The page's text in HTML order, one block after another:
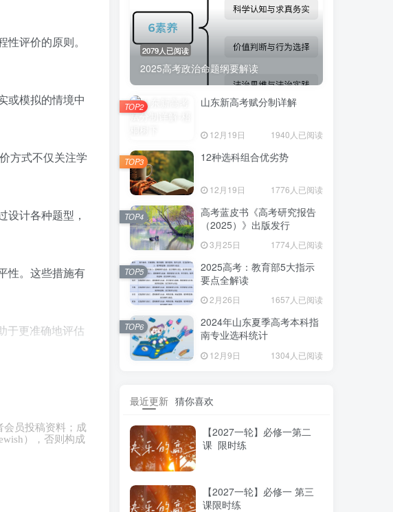
评价的原则。
或模拟的情境中
方式不仅关注学
计各种题型，
性。这些措施有
于更准确地评估
。
会员投稿资料；成
），否则构成
2079人已阅读
2025高考政治命题纲要解读
山东新高考赋分制详解
12月19日 1940人已阅读
TOP2
12种选科组合优劣势
12月19日 1776人已阅读
TOP3
高考蓝皮书《高考研究报告
（2025）》出版发行
3月25日 1774人已阅读
TOP4
2025高考：教育部5大指示
要点全解读
2月26日 1657人已阅读
TOP5
2024年山东夏季高考本科指
南专业选科统计
12月9日 1304人已阅读
TOP6
最近更新 猜你喜欢
【2027一轮】必修一第二
课 限时练
【2027一轮】必修一 第三
课限时练